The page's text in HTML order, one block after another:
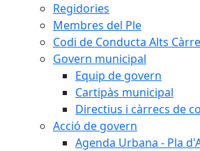
Regidories
Membres del Ple
Codi de Conducta Alts
Govern municipal
Equip de govern
Cartipàs municipal
Directius i càrrecs de
Acció de govern
Agenda Urbana - Pla